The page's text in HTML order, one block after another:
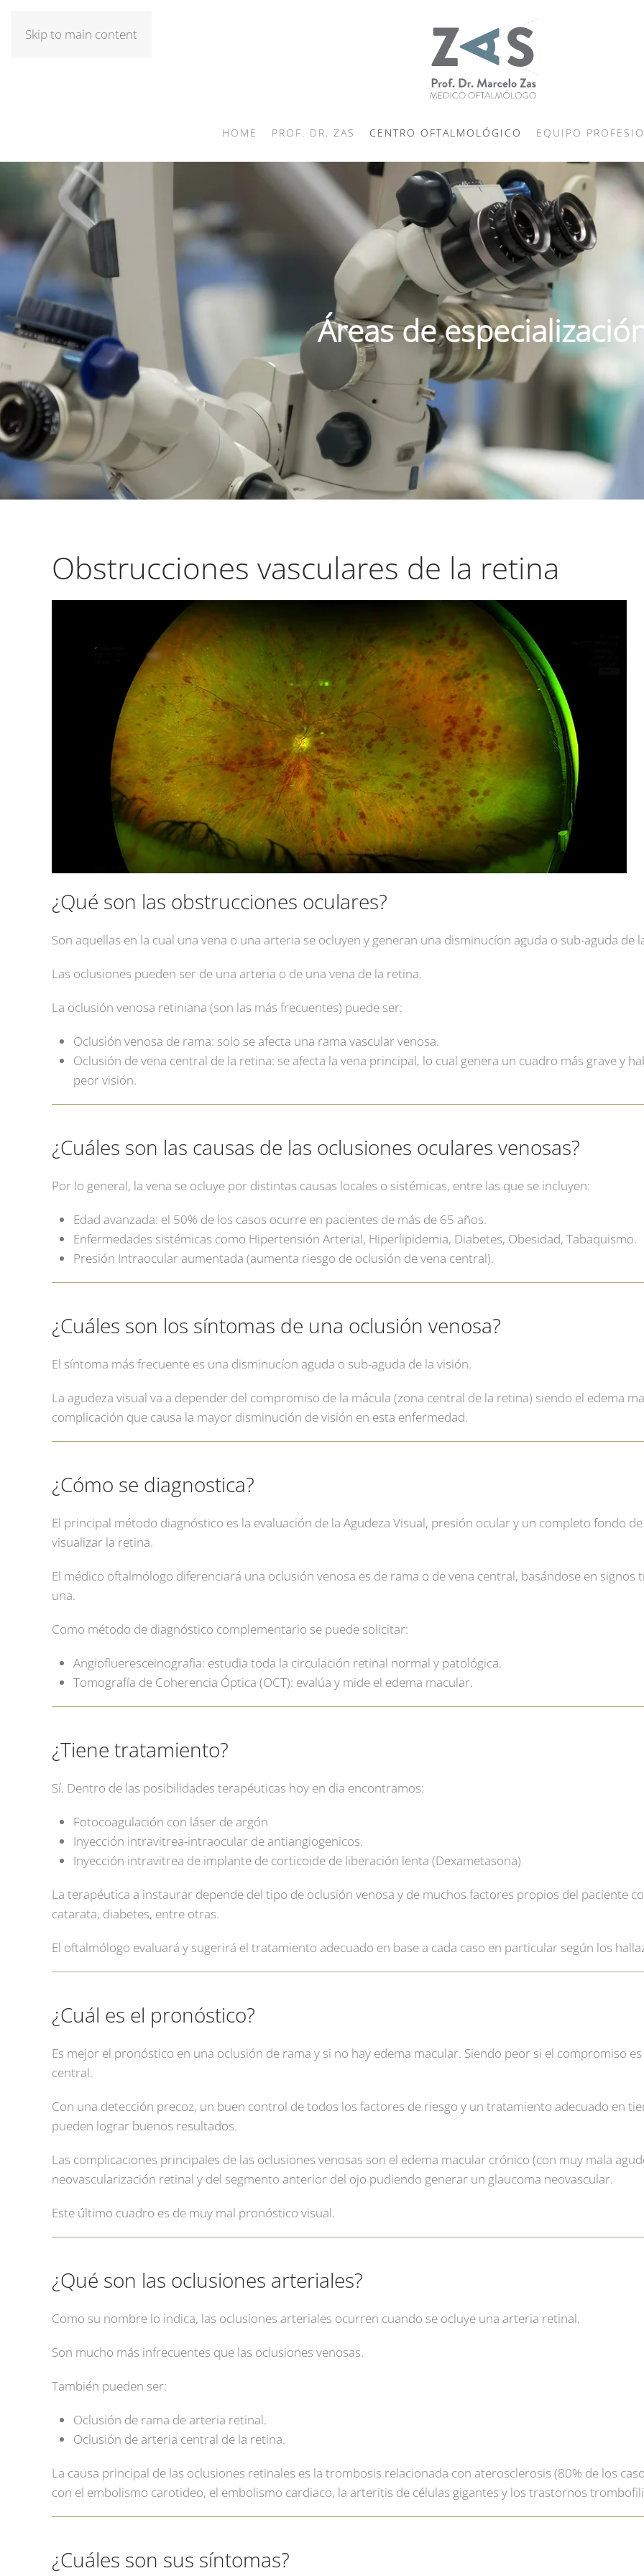
Skip to main content
HOME PROF. DR. ZAS CENTRO OFTALMOLÓGICO EQUIPO
Áreas de
Obstrucciones vasculares de la retina
¿Qué son las obstrucciones oculares?
Son aquellas en la cual una vena o una arteria se ocluyen y generan una disminucíon aguda o sub-aguda de
Las oclusiones pueden ser de una arteria o de una vena de la retina.
La oclusión venosa retiniana (son las más frecuentes) puede ser:
Oclusión venosa de rama: solo se afecta una rama vascular venosa.
Oclusión de vena central de la retina: se afecta la vena principal, lo cual genera un cuadro más grave y
peor visión.
¿Cuáles son las causas de las oclusiones oculares venosas?
Por lo general, la vena se ocluye por distintas causas locales o sistémicas, entre las que se incluyen:
Edad avanzada: el 50% de los casos ocurre en pacientes de más de 65 años.
Enfermedades sistémicas como Hipertensión Arterial, Hiperlipidemia, Diabetes, Obesidad, Tabaquismo.
Presión Intraocular aumentada (aumenta riesgo de oclusión de vena central).
¿Cuáles son los síntomas de una oclusión venosa?
El síntoma más frecuente es una disminucíon aguda o sub-aguda de la visión.
La agudeza visual va a depender del compromiso de la mácula (zona central de la retina) siendo el edema
complicación que causa la mayor disminución de visión en esta enfermedad.
¿Cómo se diagnostica?
El principal método diagnóstico es la evaluación de la Agudeza Visual, presión ocular y un completo fondo
visualizar la retina.
El médico oftalmólogo diferenciará una oclusión venosa es de rama o de vena central, basándose en signos
una.
Como método de diagnóstico complementario se puede solicitar:
Angioflueresceinografia: estudia toda la circulación retinal normal y patológica.
Tomografía de Coherencia Óptica (OCT): evalúa y mide el edema macular.
¿Tiene tratamiento?
Sí. Dentro de las posibilidades terapéuticas hoy en dia encontramos:
Fotocoagulación con láser de argón
Inyección intravitrea-intraocular de antiangiogenicos.
Inyección intravitrea de implante de corticoide de liberación lenta (Dexametasona)
La terapéutica a instaurar depende del tipo de oclusión venosa y de muchos factores propios del paciente
catarata, diabetes, entre otras.
El oftalmólogo evaluará y sugerirá el tratamiento adecuado en base a cada caso en particular según los
¿Cuál es el pronóstico?
Es mejor el pronóstico en una oclusión de rama y si no hay edema macular. Siendo peor si el compromiso es
central.
Con una detección precoz, un buen control de todos los factores de riesgo y un tratamiento adecuado en
pueden lograr buenos resultados.
Las complicaciones principales de las oclusiones venosas son el edema macular crónico (con muy mala
neovascularización retinal y del segmento anterior del ojo pudiendo generar un glaucoma neovascular.
Este último cuadro es de muy mal pronóstico visual.
¿Qué son las oclusiones arteriales?
Como su nombre lo indica, las oclusiones arteriales ocurren cuando se ocluye una arteria retinal.
Son mucho más infrecuentes que las oclusiones venosas.
También pueden ser:
Oclusión de rama de arteria retinal.
Oclusión de arteria central de la retina.
La causa principal de las oclusiones retinales es la trombosis relacionada con aterosclerosis (80% de los
con el embolismo carotideo, el embolismo cardiaco, la arteritis de células gigantes y los trastornos
¿Cuáles son sus síntomas?